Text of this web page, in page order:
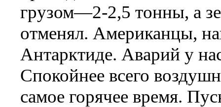
грузом—2-2,5 тонны, а
отменял. Американцы,
Антарктиде. Аварий у
Спокойнее всего
самое горячее время.